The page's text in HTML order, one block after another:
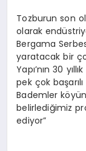
Tozburun son
olarak
Bergama
yaratacak bir
Yapı’nın 30
pek çok
Bademler
belirlediğimiz
ediyor”